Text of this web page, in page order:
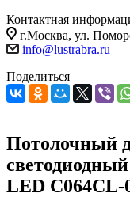
Контактная
г.Москва, ул.
info@lustrabra.ru
Поделиться
Потолочный
LED C064CL-